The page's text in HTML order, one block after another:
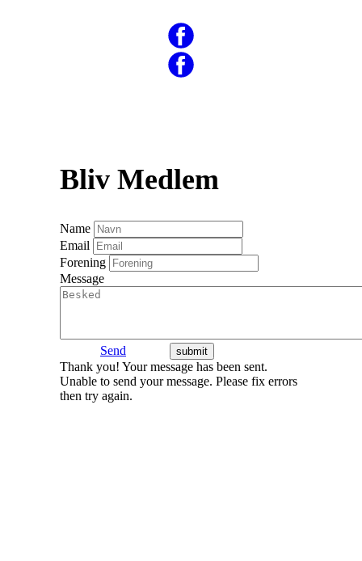
Bliv Medlem
Name
Email
Forening
Message
Send
Thank you! Your message has been sent.
Unable to send your message. Please fix errors
then try again.